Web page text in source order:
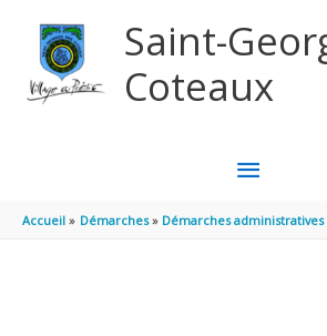
Saint-
Coteaux
MENU
Accueil Démarches Démarches administratives